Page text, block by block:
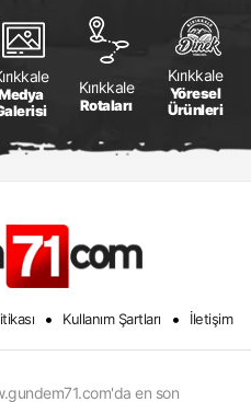
Kırıkkale
Rotaları
Kırıkkale
Yöresel
Ürünleri
• Kullanım Şartları • İletişim
en son